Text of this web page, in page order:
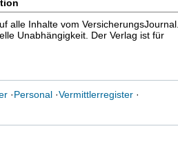
alle Inhalte vom VersicherungsJournal.
Unabhängigkeit. Der Verlag ist für
·Personal·Vermittlerregister·